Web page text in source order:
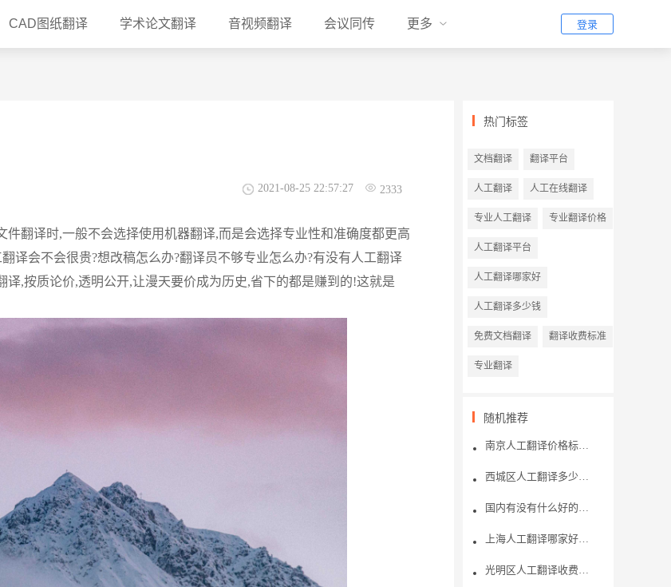
CAD图纸翻译 学术论文翻译 音视频翻译 会议同传 更多 登录
2333
2021-08-25 22:57:27
翻译时,一般不会选择使用机器翻译,而是会选择专业性和准确度都更高
译会不会很贵?想改稿怎么办?翻译员不够专业怎么办?有没有人工翻译
,按质论价,透明公开,让漫天要价成为历史,省下的都是赚到的!这就是
热门标签
文档翻译 翻译平台
人工翻译 人工在线翻译
专业人工翻译 专业翻译价格
人工翻译平台
人工翻译哪家好
人工翻译多少钱
免费文档翻译 翻译收费标准
专业翻译
随机推荐
南京人工翻译价格标准是多少？交替传译指的是什么？
西城区人工翻译多少钱？福昕人工翻译好不好用？
国内有没有什么好的人工翻译平台推荐？
上海人工翻译哪家好？人工翻译的现状如何
光明区人工翻译收费标准是怎样的？翻译资料的方式有哪些？